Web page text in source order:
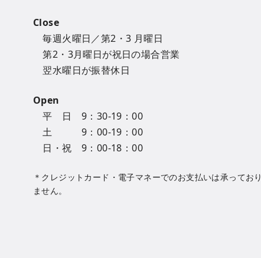
Close
毎週火曜日／第2・3 月曜日
第2・3月曜日が祝日の場合営業
翌水曜日が振替休日
Open
平 日 9：30-19：00
土 9：00-19：00
日・祝 9：00-18：00
＊クレジットカード・電子マネーでのお支払いは承っており
ません。